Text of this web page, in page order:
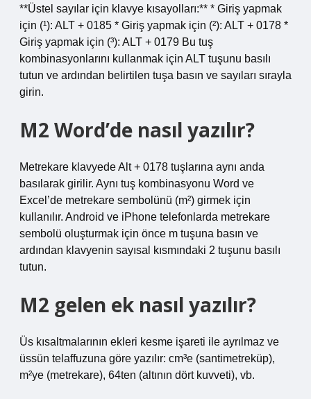
**Üstel sayılar için klavye kısayolları:** * Giriş yapmak
için (¹): ALT + 0185 * Giriş yapmak için (²): ALT + 0178 *
Giriş yapmak için (³): ALT + 0179 Bu tuş
kombinasyonlarını kullanmak için ALT tuşunu basılı
tutun ve ardından belirtilen tuşa basın ve sayıları sırayla
girin.
M2 Word’de nasıl yazılır?
Metrekare klavyede Alt + 0178 tuşlarına aynı anda
basılarak girilir. Aynı tuş kombinasyonu Word ve
Excel’de metrekare sembolünü (m²) girmek için
kullanılır. Android ve iPhone telefonlarda metrekare
sembolü oluşturmak için önce m tuşuna basın ve
ardından klavyenin sayısal kısmındaki 2 tuşunu basılı
tutun.
M2 gelen ek nasıl yazılır?
Üs kısaltmalarının ekleri kesme işareti ile ayrılmaz ve
üssün telaffuzuna göre yazılır: cm³e (santimetreküp),
m²ye (metrekare), 64ten (altının dört kuvveti), vb.